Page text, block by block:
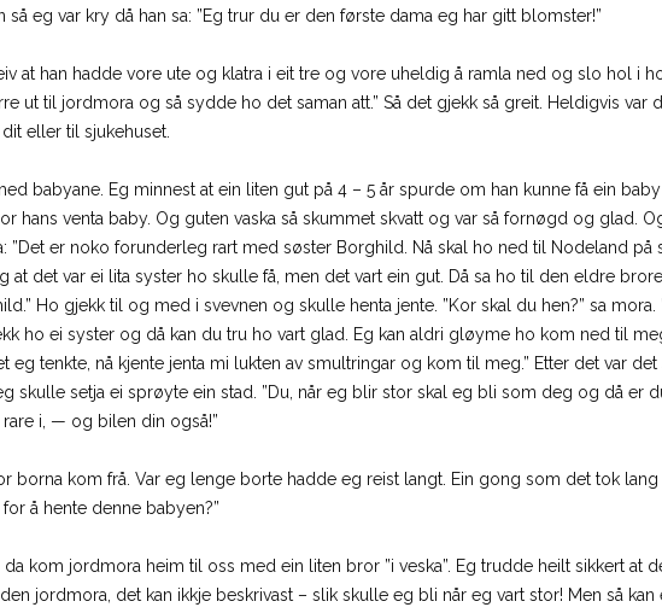
eg var kry då han sa: ”Eg trur du er den første dama eg har gitt blomster!”
at han hadde vore ute og klatra i eit tre og vore uheldig å ramla ned og slo hol i
ut til jordmora og så sydde ho det saman att.” Så det gjekk så greit. Heldigvis var
eller til sjukehuset.
babyane. Eg minnest at ein liten gut på 4 – 5 år spurde om han kunne få ein
hans venta baby. Og guten vaska så skummet skvatt og var så fornøgd og glad.
”Det er noko forunderleg rart med søster Borghild. Nå skal ho ned til Nodeland på
at det var ei lita syster ho skulle få, men det vart ein gut. Då sa ho til den eldre
Ho gjekk til og med i svevnen og skulle henta jente. ”Kor skal du hen?” sa mora.
ho ei syster og då kan du tru ho vart glad. Eg kan aldri gløyme ho kom ned til
eg tenkte, nå kjente jenta mi lukten av smultringar og kom til meg.” Etter det var det
skulle setja ei sprøyte ein stad. ”Du, når eg blir stor skal eg bli som deg og då er
i, — og bilen din også!”
borna kom frå. Var eg lenge borte hadde eg reist langt. Ein gong som det tok lang
å hente denne babyen?”
kom jordmora heim til oss med ein liten bror ”i veska”. Eg trudde heilt sikkert at
jordmora, det kan ikkje beskrivast – slik skulle eg bli når eg vart stor! Men så kan